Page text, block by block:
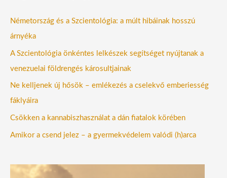
Németország és a Szcientológia: a múlt hibáinak hosszú
árnyéka
A Szcientológia önkéntes lelkészek segítséget nyújtanak a
venezuelai földrengés károsultjainak
Ne kelljenek új hősök – emlékezés a cselekvő emberiesség
fáklyáira
Csökken a kannabiszhasználat a dán fiatalok körében
Amikor a csend jelez – a gyermekvédelem valódi (h)arca